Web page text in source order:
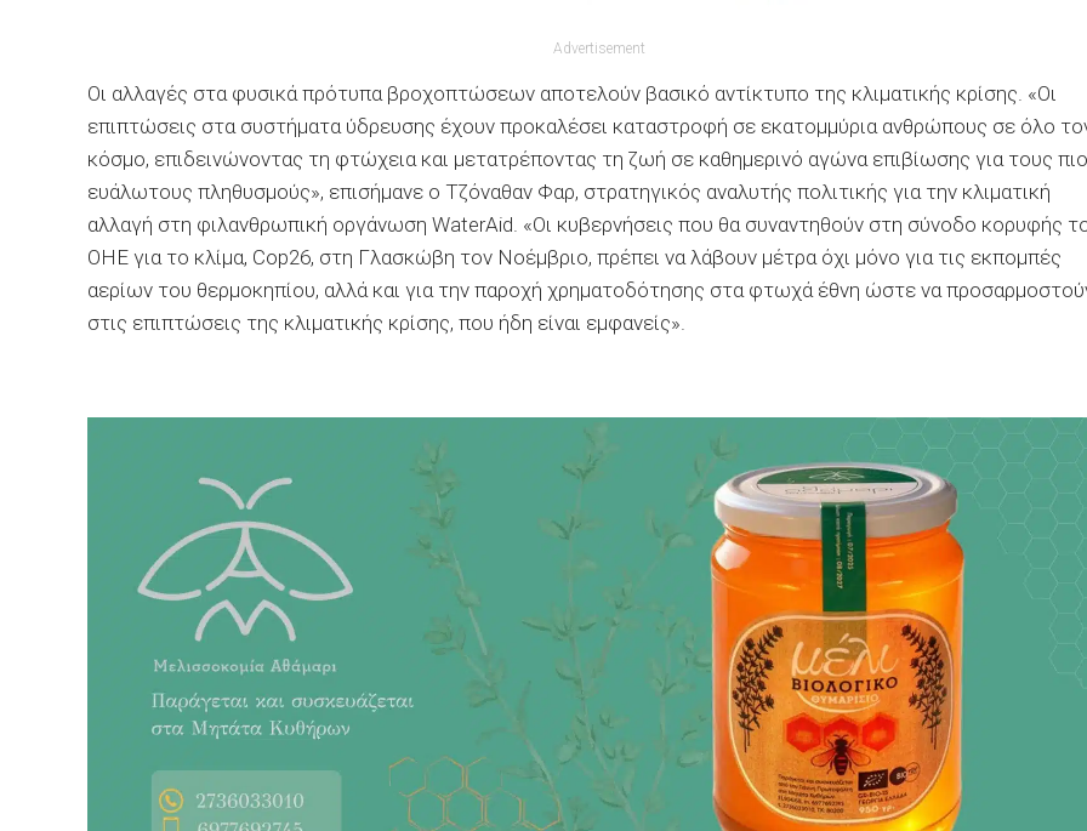
Advertisement
Οι αλλαγές στα φυσικά πρότυπα βροχοπτώσεων αποτελούν βασικό αντίκτυπο της κλιματικής κρίσης. «Οι
επιπτώσεις στα συστήματα ύδρευσης έχουν προκαλέσει καταστροφή σε εκατομμύρια ανθρώπους σε όλο
κόσμο, επιδεινώνοντας τη φτώχεια και μετατρέποντας τη ζωή σε καθημερινό αγώνα επιβίωσης για τους πιο
ευάλωτους πληθυσμούς», επισήμανε ο Τζόναθαν Φαρ, στρατηγικός αναλυτής πολιτικής για την κλιματική
αλλαγή στη φιλανθρωπική οργάνωση WaterAid. «Οι κυβερνήσεις που θα συναντηθούν στη σύνοδο κορυφής
ΟΗΕ για το κλίμα, Cop26, στη Γλασκώβη τον Νοέμβριο, πρέπει να λάβουν μέτρα όχι μόνο για τις εκπομπές
αερίων του θερμοκηπίου, αλλά και για την παροχή χρηματοδότησης στα φτωχά έθνη ώστε να
στις επιπτώσεις της κλιματικής κρίσης, που ήδη είναι εμφανείς».